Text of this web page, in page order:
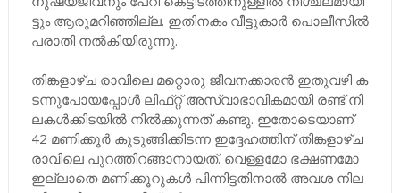
ട്ടും ആ​രു​മ​റി​ഞ്ഞി​ല്ല. ഇതിനകം വീ​ട്ടു​കാ​ർ പൊ​ലീ​സി​ൽ
പ​രാ​തി ന​ൽ​കിയിരുന്നു.
തി​ങ്ക​ളാ​ഴ്ച രാ​വി​ലെ ​മ​റ്റൊ​രു ജീ​വ​ന​ക്കാ​ര​ൻ ഇ​തു​വ​ഴി ക​
ട​ന്നു​പോ​യ​പ്പോ​ൾ​ ലി​ഫ്​​റ്റ്​ അ​സ്വാ​ഭാ​വി​ക​മാ​യി ര​ണ്ട്​ നി​
ല​ക​ൾ​ക്കി​ട​യി​ൽ നി​ൽ​ക്കു​ന്ന​ത്​ ക​ണ്ടു. ഇതോടെയാണ്
42 മ​ണി​ക്കൂ​ർ കുടുങ്ങിക്കിടന്ന ഇദ്ദേഹത്തിന് തി​ങ്ക​ളാ​ഴ്ച
രാ​വി​ലെ​​ പു​റ​ത്തി​റ​ങ്ങാനായത്. വെ​ള്ള​മോ ഭ​ക്ഷ​ണ​മോ
ഇ​ല്ലാ​തെ മ​ണി​ക്കൂ​റു​ക​ൾ പി​ന്നി​ട്ട​തി​നാ​ൽ അ​വ​ശ നി​ല​